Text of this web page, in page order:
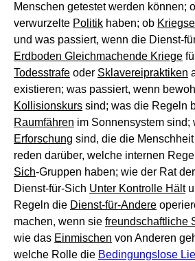
Menschen getestet werden können;
verwurzelte Politik haben; ob
und was passiert, wenn die Dienst-
Erdboden Gleichmachende Kriege
Todesstrafe oder Sklavereipraktiken
existieren; was passiert, wenn
Kollisionskurs sind; was die Regeln
Raumfähren im Sonnensystem sind;
Erforschung sind, die die
reden darüber, welche internen
Sich-Gruppen haben; wie der Rat
Dienst-für-Sich Unter Kontrolle Hält
Regeln die Dienst-für-Andere
machen, wenn sie freundschaftliche
wie das Einmischen von Anderen
welche Rolle die Bedingungslose